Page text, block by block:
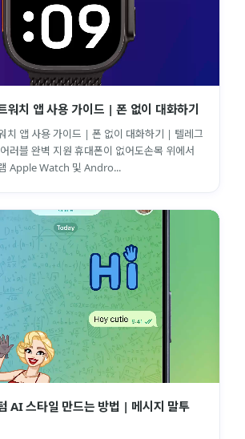
워치 앱 사용 가이드 | 폰 없이 대화하기
치 앱 사용 가이드 | 폰 없이 대화하기 | 텔레그
러블 완벽 지원 휴대폰이 없어도손목 위에서
Apple Watch 및 Andro...
AI 스타일 만드는 방법 | 메시지 말투